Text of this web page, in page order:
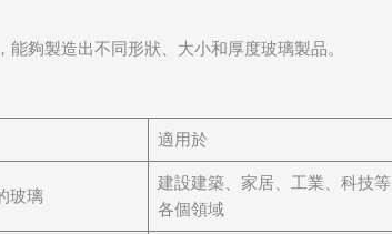
夠製造出不同形狀、大小和厚度玻璃製品。
適用於
玻璃
建設建築、家居、工業、科技等
各個領域